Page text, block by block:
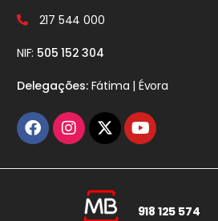
217 544 000
NIF: 505 152 304
Delegações:Fátima | Évora
918 125 574